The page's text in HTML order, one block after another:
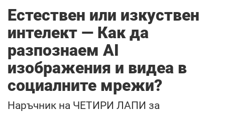
Естествен или изкуствен
интелект — Как да
разпознаем AI
изображения и видеа в
социалните мрежи?
Наръчник на ЧЕТИРИ ЛАПИ за